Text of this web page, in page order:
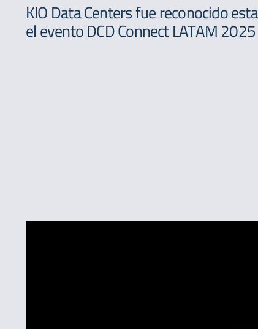
KIO Data Centers fue reconocido
el evento DCD Connect LATAM 2025